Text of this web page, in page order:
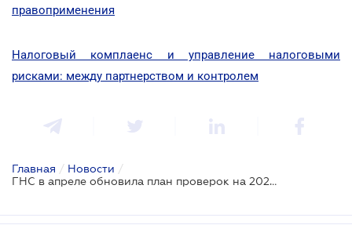
правоприменения
Налоговый комплаенс и управление налоговыми
рисками: между партнерством и контролем
Главная / Новости /
ГНС в апреле обновила план проверок на 2026 год